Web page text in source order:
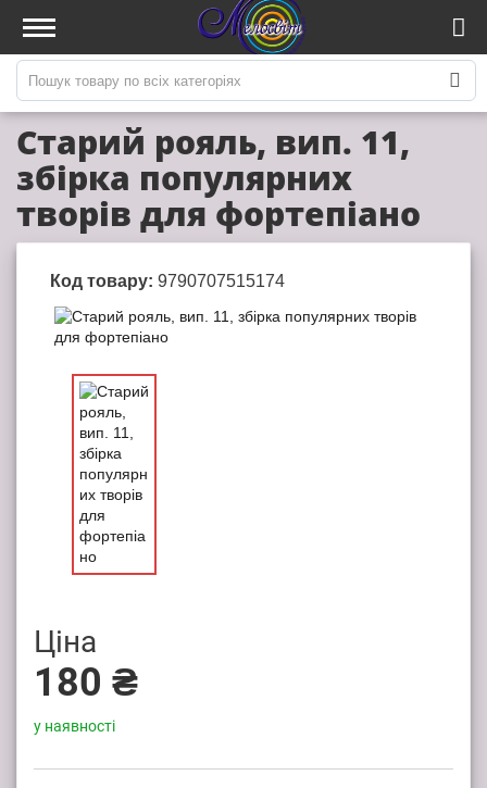
Старий рояль, вип. 11,
збірка популярних
творів для фортепіано
Код товару: 9790707515174
Ціна
180 ₴
у наявності